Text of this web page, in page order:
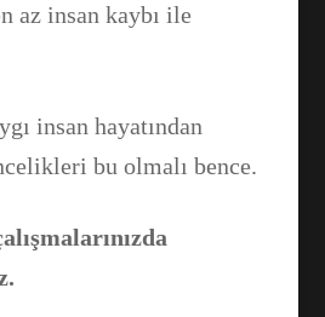
az insan kaybı ile
insan hayatından
bu olmalı bence.